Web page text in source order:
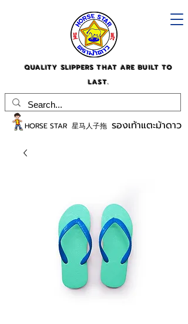
QUALITY SLIPPERS THAT ARE BUILT TO
LAST.
HORSE STAR 星马人子拖 รองเท้าแตะม้าดาว